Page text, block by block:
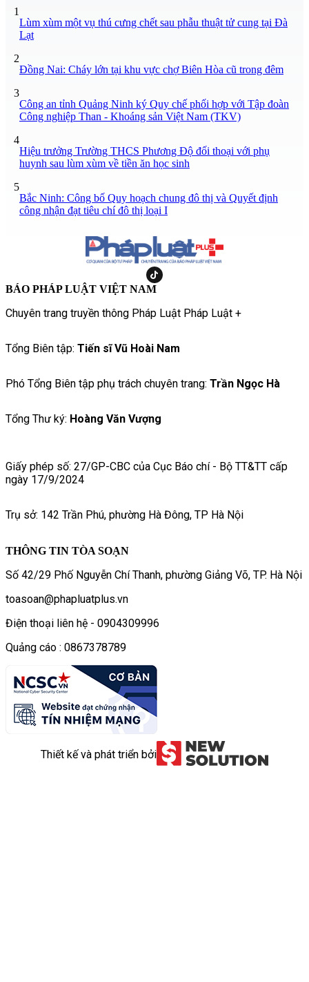
1
Lùm xùm một vụ thú cưng chết sau phẫu thuật tử cung tại Đà
Lạt
2
Đồng Nai: Cháy lớn tại khu vực chợ Biên Hòa cũ trong đêm
3
Công an tỉnh Quảng Ninh ký Quy chế phối hợp với Tập đoàn
Công nghiệp Than - Khoáng sản Việt Nam (TKV)
4
Hiệu trưởng Trường THCS Phương Độ đối thoại với phụ
huynh sau lùm xùm về tiền ăn học sinh
5
Bắc Ninh: Công bố Quy hoạch chung đô thị và Quyết định
công nhận đạt tiêu chí đô thị loại I
BÁO PHÁP LUẬT VIỆT NAM
Chuyên trang truyền thông Pháp Luật Pháp Luật +
Tổng Biên tập: Tiến sĩ Vũ Hoài Nam
Phó Tổng Biên tập phụ trách chuyên trang: Trần Ngọc Hà
Tổng Thư ký: Hoàng Văn Vượng
Giấy phép số: 27/GP-CBC của Cục Báo chí - Bộ TT&TT cấp
ngày 17/9/2024
Trụ sở: 142 Trần Phú, phường Hà Đông, TP Hà Nội
THÔNG TIN TÒA SOẠN
Số 42/29 Phố Nguyễn Chí Thanh, phường Giảng Võ, TP. Hà Nội
toasoan@phapluatplus.vn
Điện thoại liên hệ - 0904309996
Quảng cáo : 0867378789
Thiết kế và phát triển bởi